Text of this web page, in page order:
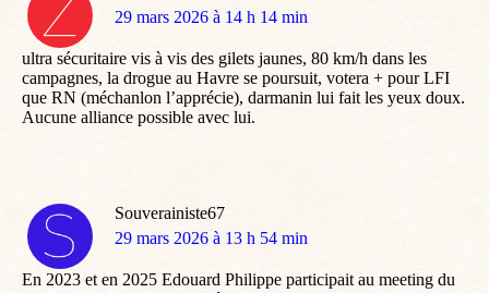
dit
29 mars 2026 à 14 h 14 min
ultra sécuritaire vis à vis des gilets jaunes, 80 km/h dans les
campagnes, la drogue au Havre se poursuit, votera + pour LFI
que RN (méchanlon l’apprécie), darmanin lui fait les yeux doux.
Aucune alliance possible avec lui.
Souverainiste67
dit
29 mars 2026 à 13 h 54 min
En 2023 et en 2025 Edouard Philippe participait au meeting du